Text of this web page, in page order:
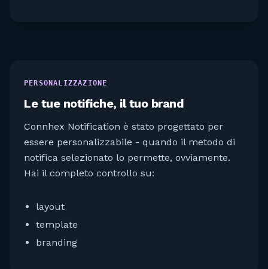
PERSONALIZZAZIONE
Le tue notifiche, il tuo brand
Connhex Notification è stato progettato per
essere personalizzabile - quando il metodo di
notifica selezionato lo permette, ovviamente.
Hai il completo controllo su:
layout
template
branding